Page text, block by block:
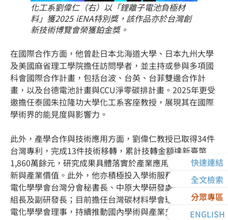
快速連結
全文檢索
分眾專區
ENGLISH
化工系劉偉仁（右）以「鋰離子電池負極材
料」獲2025 iENA特別獎，該作品亦於台灣創
新技術博覽會榮獲鉑金獎。
在國際合作方面，他曾赴日本北海道大學、日本九州大學
及美國麻省理工學院擔任訪問學者，並主持或參與多項國
科會國際合作計畫，包括台波、台英、台菲雙邊合作計
畫，以及台德電池計畫與CCU淨零碳排計畫。2025年更受
邀擔任泰國朱拉隆功大學化工系客座教授，展現其在國際
學術界的能見度與影響力。
此外，產學合作與技術應用方面，劉偉仁教授已取得34件
台灣專利，完成13件技術移轉，累計技轉金額達新臺幣
1,860萬餘元，研究成果具體落實於產業應用，兼顧學術創
新與產業價值。此外，他亦積極投入學術服務，曾任美國
電化學學會台灣分會秘書長、中原大學研發處研究推動組
組長及副研發長；目前擔任台灣碳材料學會理事長及台灣
電化學學會理事，持續推動國內學術與產業交流。